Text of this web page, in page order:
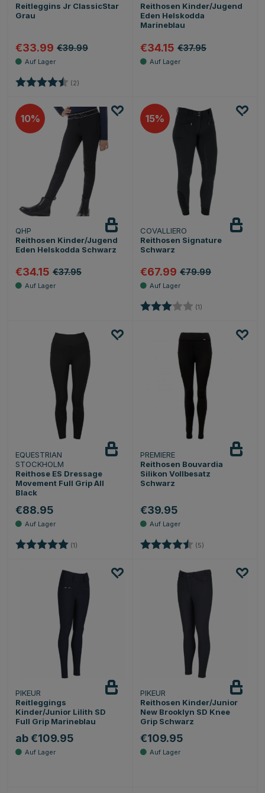
Reitleggins Jr ClassicStar
Grau
€33.99 €39.99
Bewertung: (2)
Reithosen Kinder/Jugend
Eden Helskodda
Marineblau
€34.15 €37.95
10
QHP
Reithosen Kinder/Jugend
Eden Helskodda Schwarz
€34.15 €37.95
15
COVALLIERO
Reithosen Signature
Schwarz
€67.99 €79.99
Bewertung: (1)
EQUESTRIAN
STOCKHOLM
Reithose ES Dressage
Movement Full Grip All
Black
€88.95
Bewertung: (1)
PREMIERE
Reithosen Bouvardia
Silikon Vollbesatz
Schwarz
€39.95
Bewertung: (5)
PIKEUR
Reitleggings
Kinder/Junior Lilith SD
Full Grip Marineblau
ab €109.95
PIKEUR
Reithosen Kinder/Junior
New Brooklyn SD Knee
Grip Schwarz
€109.95